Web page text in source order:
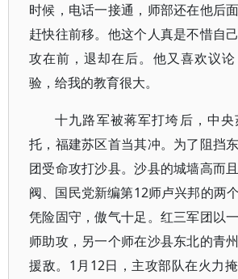
时候，电话一接通，师部还在他后
赶快往前移。他这个人真是不惜自
攻在前，退却在后。他又喜欢议
验，给我的教育很大。
十九路军被蒋军打垮后，中
托，福建苏区首当其冲。为了阻挡
团受命攻打沙县。沙县的城墙高而
阀、国民党新编第12师卢兴邦的两
凭险固守，傲气十足。红三军团以
师助攻，另一个师在沙县东北的青
援敌。1月12日，主攻部队在火力